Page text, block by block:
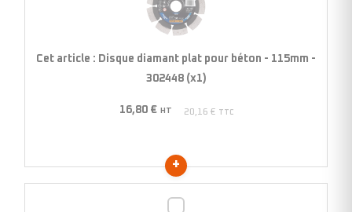
pour
béton
115mm
302448
Cet article : Disque diamant plat pour béton - 115mm -
302448 (x1)
16,80 € HT 20,16 € TTC